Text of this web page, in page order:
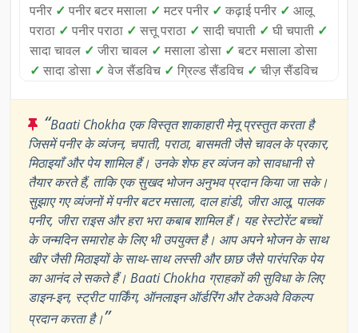
पनीर ✓ पनीर बटर मसाला ✓ मटर पनीर ✓ कढ़ाई पनीर ✓ आलू
पराठा ✓ पनीर पराठा ✓ सत्तू पराठा ✓ सादी चपाती ✓ घी चपाती ✓
सादा चावल ✓ जीरा चावल ✓ मसाला डोसा ✓ बटर मसाला डोसा
✓ सादा डोसा ✓ वेज सैंडविच ✓ ग्रिल्ड सैंडविच ✓ चीज़ सैंडविच
“Baati Chokha एक विस्तृत शाकाहारी मेनू प्रस्तुत करता है
जिसमें पनीर के व्यंजन, चपाती, पराठा, बासमती जैसे चावल के प्रकार,
मिठाइयाँ और पेय शामिल हैं। उनके शेफ हर व्यंजन को सावधानी से
तैयार करते हैं, ताकि एक सुखद भोजन अनुभव प्रदान किया जा सके।
सुझाए गए व्यंजनों में पनीर बटर मसाला, दाल हांडी, जीरा आलू, पालक
पनीर, जीरा राइस और हरा भरा कबाब शामिल हैं। यह रेस्टोरेंट बच्चों
के जन्मदिन समारोह के लिए भी उपयुक्त है। आप अपने भोजन के साथ
खीर जैसी मिठाइयों के साथ-साथ लस्सी और छाछ जैसे पारंपरिक पेय
का आनंद ले सकते हैं। Baati Chokha ग्राहकों की सुविधा के लिए
डाइन-इन, स्ट्रीट पार्किंग, ऑनलाइन ऑर्डरिंग और टेकअवे विकल्प
प्रदान करता है।”